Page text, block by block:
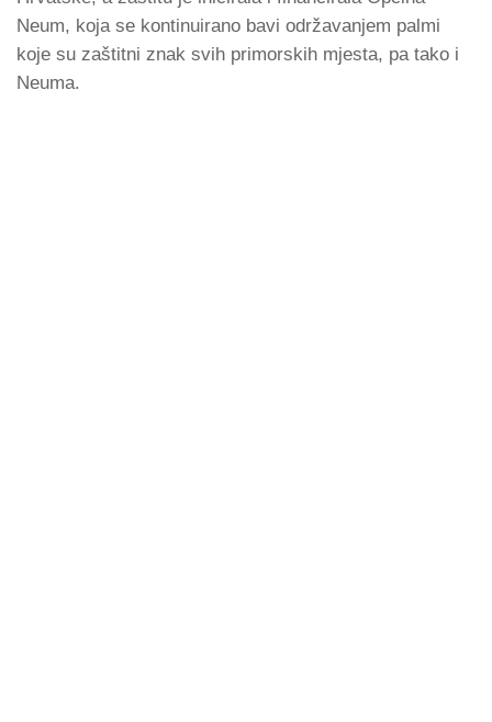
Neum, koja se kontinuirano bavi održavanjem palmi
koje su zaštitni znak svih primorskih mjesta, pa tako i
Neuma.